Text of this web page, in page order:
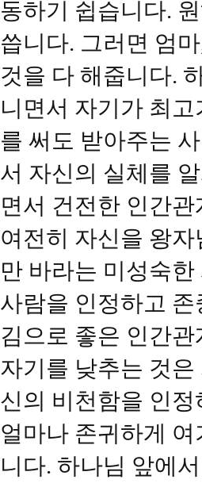
동하기 쉽습니다.
씁니다. 그러면 엄
것을 다 해줍니다.
니면서 자기가 최
를 써도 받아주는
서 자신의 실체를
면서 건전한 인간
여전히 자신을 왕
만 바라는 미성숙
사람을 인정하고
김으로 좋은 인간
자기를 낮추는 것
신의 비천함을 인
얼마나 존귀하게
니다. 하나님 앞에